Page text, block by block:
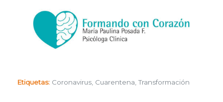
Etiquetas: Coronavirus, Cuarentena,Transformación